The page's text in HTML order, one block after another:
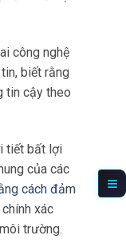
dịch.
giúp giảm
thiết bị
công nghệ
biết rằng
tin cậy theo
bất lợi
của các